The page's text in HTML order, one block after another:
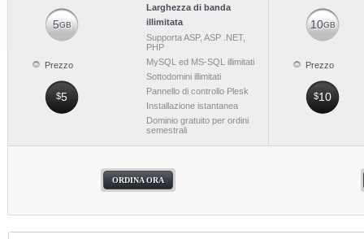
5GB
Prezzo
$5
Larghezza di banda
illimitata
Supporta ASP, ASP .NET,
PHP
MySQL ed MS-SQL illimitati
Sottodomini illimitati
Pannello di controllo Plesk
Installazione istantanea
Dominio gratuito per ordini
semestrali
ORDINA ORA
10GB
Prezzo
$10